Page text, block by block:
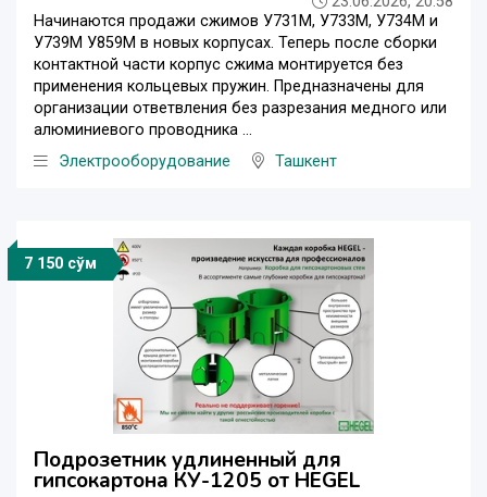
Начинаются продажи сжимов У731М, У733М, У734М и
У739М У859М в новых корпусах. Теперь после сборки
контактной части корпус сжима монтируется без
применения кольцевых пружин. Предназначены для
организации ответвления без разрезания медного или
алюминиевого проводника ...
Электрооборудование
Ташкент
7 150 сўм
Подрозетник удлиненный для
гипсокартона КУ-1205 от HEGEL